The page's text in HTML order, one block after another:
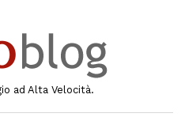
ad Alta Velocità.